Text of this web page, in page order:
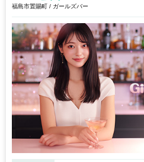
福島市置賜町 / ガールズバー